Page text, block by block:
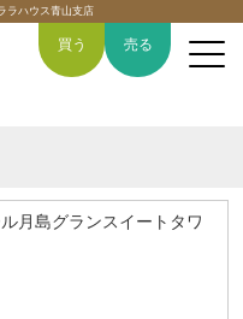
ラハウス青山支店
トップページ
買う 売る
月島グランスイートタワ